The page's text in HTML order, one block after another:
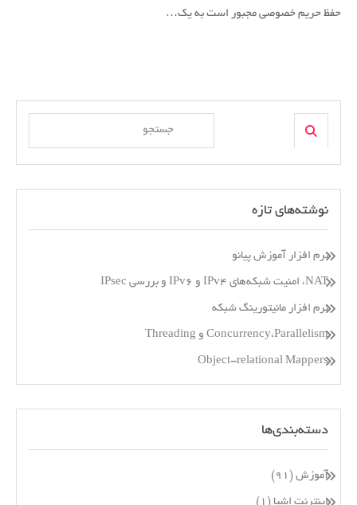
حفظ حریم خصوصی مجبور است به یک…
نوشته‌های تازه
نرم افزار آموزش پیانو
NAT، امنیت شبکه‌های IPv4 و IPv6 و بررسی IPsec
نرم افزار مانیتورینگ شبکه
Concurrency،Parallelism و Threading
Object-relational Mappers
دسته‌بندی‌ها
آموزش (۹۱)
اینترنت اشیا (۱)